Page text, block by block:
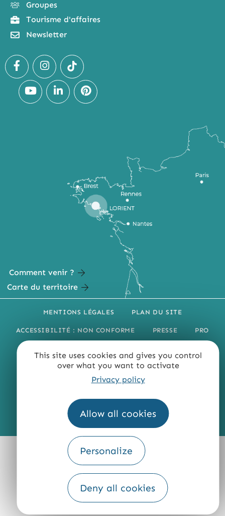
This site uses cookies and gives you control
over what you want to activate
Privacy policy
Allow all cookies
Personalize
Deny all cookies
Groupes
Tourisme d'affaires
Newsletter
Comment venir ?
Carte du territoire
MENTIONS LÉGALES PLAN DU SITE
ACCESSIBILITÉ : NON CONFORME PRESSE PRO
Fourni par
Traduction